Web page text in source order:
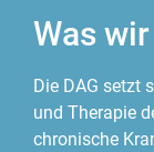
Was
Die DAG setzt
und Therapie
chronische